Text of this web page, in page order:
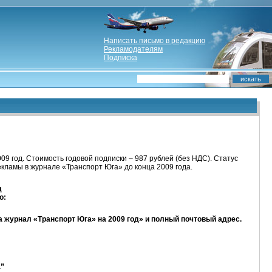
Написать письмо в редакцию
Рекламодателям
Подписка
год. Стоимость годовой подписки – 987 рублей (без НДС). Статус
в журнале «Транспорт Юга» до конца 2009 года.
журнал «Транспорт Юга» на 2009 год» и полный почтовый адрес.